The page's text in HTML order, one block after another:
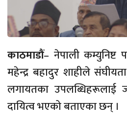
काठमाडौं– नेपाली कम्युनिष्ट
महेन्द्र बहादुर शाहीले
लगायतका उपलब्धिहरूलाई
दायित्व भएको बताएका छन् ।